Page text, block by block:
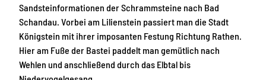
Sandsteinformationen der Schrammsteine nach Bad
Schandau. Vorbei am Lilienstein passiert man die Stadt
Königstein mit ihrer imposanten Festung Richtung Rathen.
Hier am Fuße der Bastei paddelt man gemütlich nach
Wehlen und anschließend durch das Elbtal bis